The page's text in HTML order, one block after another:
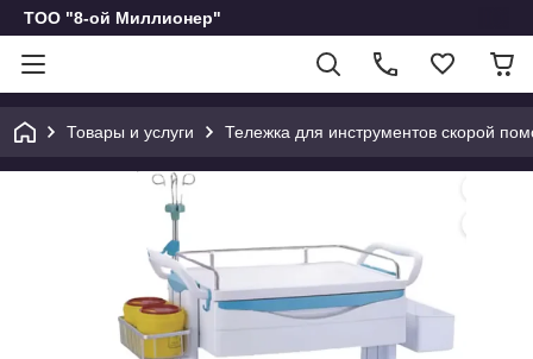
ТОО "8-ой Миллионер"
Товары и услуги Тележка для инструментов скорой